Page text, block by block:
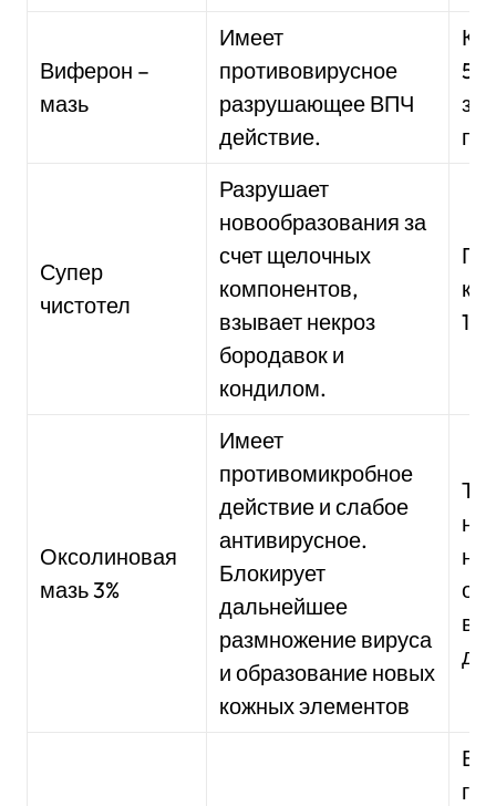
Виферон –
мазь
Имеет
противовирусное
разрушающее ВПЧ
действие.
5
Супер
чистотел
Разрушает
новообразования за
счет щелочных
компонентов,
взывает некроз
бородавок и
кондилом.
10
Оксолиновая
мазь 3%
Имеет
противомикробное
действие и слабое
антивирусное.
Блокирует
дальнейшее
размножение вируса
и образование новых
кожных элементов
в